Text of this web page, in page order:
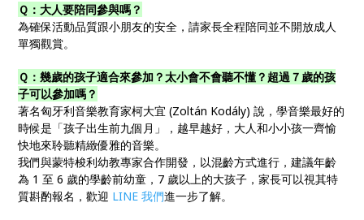
Ｑ：大人要陪同參與嗎？
為確保活動品質跟小朋友的安全，請家長全程陪同並不開放成人
單獨觀賞。
Ｑ：幾歲的孩子適合來參加？太小會不會聽不懂？超過７歲的孩
子可以參加嗎？
著名匈牙利音樂教育家柯大宜 (Zoltán Kodály) 說，學音樂最好的
時候是「孩子出生前九個月」，越早越好，大人和小小孩一齊愉
快地來聆聽精緻優雅的音樂。
我們與蒙特梭利幼教專家合作開發，以混齡方式進行，建議年齡
為 1 至 6 歲的學齡前幼童，7 歲以上的大孩子，家長可以視其特
質斟酌報名，歡迎 LINE 我們進一步了解。